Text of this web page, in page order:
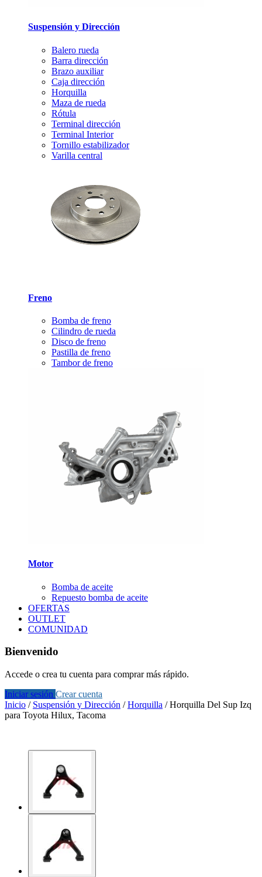
Suspensión y Dirección
Balero rueda
Barra dirección
Brazo auxiliar
Caja dirección
Horquilla
Maza de rueda
Rótula
Terminal dirección
Terminal Interior
Tornillo estabilizador
Varilla central
Freno
Bomba de freno
Cilindro de rueda
Disco de freno
Pastilla de freno
Tambor de freno
Motor
Bomba de aceite
Repuesto bomba de aceite
OFERTAS
OUTLET
COMUNIDAD
Bienvenido
Accede o crea tu cuenta para comprar más rápido.
Iniciar sesión Crear cuenta
Inicio / Suspensión y Dirección /Horquilla /Horquilla Del Sup Izq
para Toyota Hilux, Tacoma